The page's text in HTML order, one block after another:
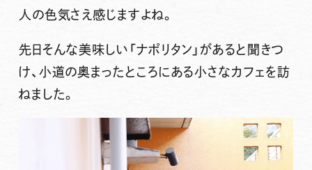
人の色気さえ感じますよね。
先日そんな美味しい「ナポリタン」があると聞きつ
け、小道の奥まったところにある小さなカフェを訪
ねました。